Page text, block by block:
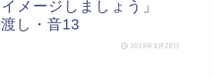
メージしましょう」
し・音13
2019年9月28日